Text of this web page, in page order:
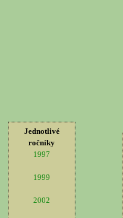
Jednotlivé
ročníky
1997
1999
2002